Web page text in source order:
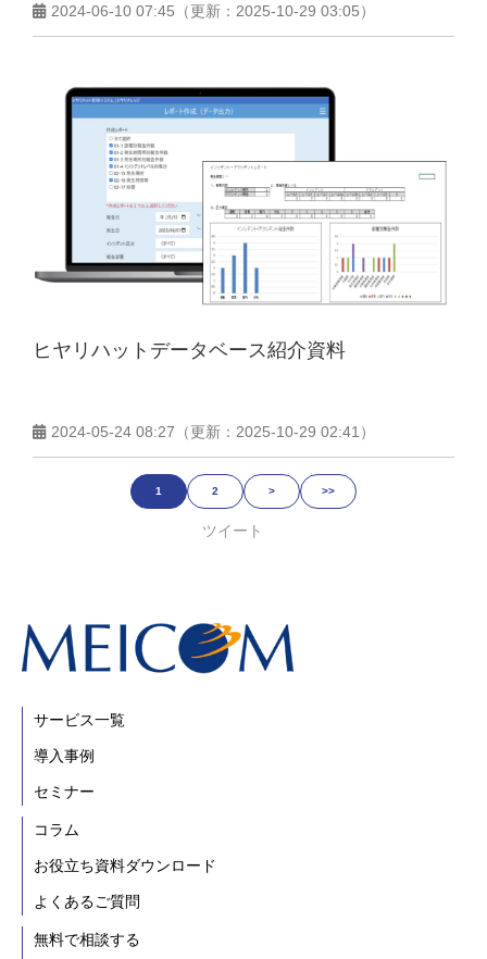
2024-06-10 07:45 （更新： 2025-10-29 03:05）
ヒヤリハットデータベース紹介資料
2024-05-24 08:27 （更新： 2025-10-29 02:41 ）
1 2 > >>
ツイート
サービス一覧
導入事例
セミナー
コラム
お役立ち資料ダウンロード
よくあるご質問
無料で相談する